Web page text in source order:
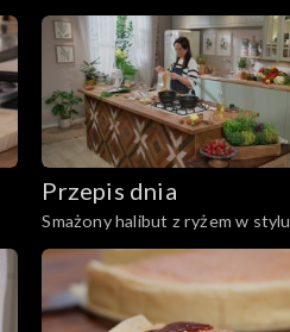
Przepis dnia
Smażony halibut z ryżem w stylu
azjatyckim